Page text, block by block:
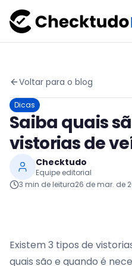
Voltar para o blog
Dicas
Saiba quais
vistorias de
Checktudo
Equipe editorial
3 min de leitura26 de mar. de
Existem 3 tipos de
quais são e quando é